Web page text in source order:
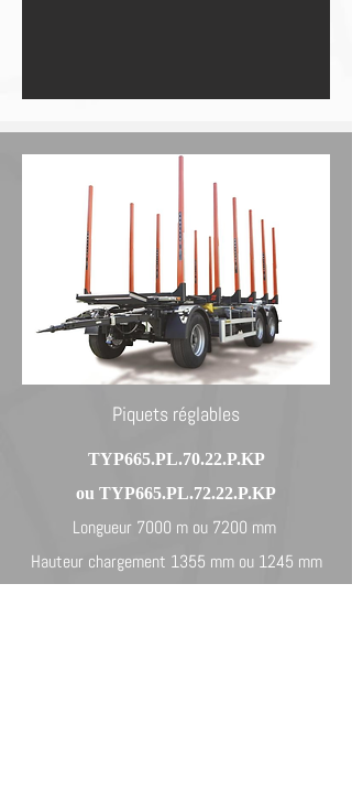
Piquets réglables
TYP665.PL.70.22.P.KP
ou TYP665.PL.72.22.P.KP
Longueur 7000 m ou 7200 mm
Hauteur chargement 1355 mm ou 1245 mm